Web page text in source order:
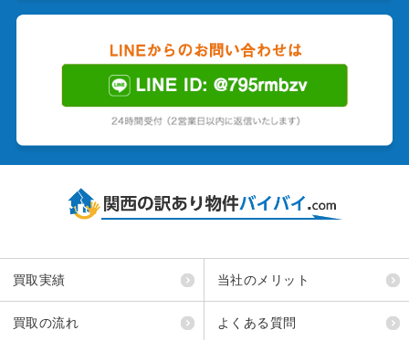
買取実績 当社のメリット
買取の流れ よくある質問